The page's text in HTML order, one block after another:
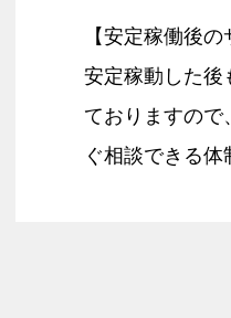
【安定稼働後の
安定稼動した後
ておりますので
ぐ相談できる体